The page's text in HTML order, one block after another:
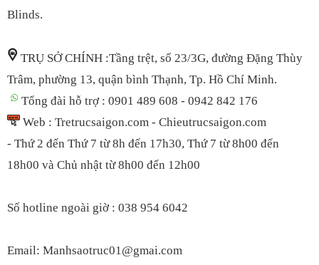
Blinds.
TRỤ SỞ CHÍNH :Tầng trệt, số 23/3G, đường Đặng Thùy
Trâm, phường 13, quận bình Thạnh, Tp. Hồ Chí Minh.
Tổng đài hỗ trợ : 0901 489 608 - 0942 842 176
Web : Tretrucsaigon.com - Chieutrucsaigon.com
- Thứ 2 đến Thứ 7 từ 8h đến 17h30, Thứ 7 từ 8h00 đến
18h00 và Chủ nhật từ 8h00 đến 12h00
Số hotline ngoài giờ : 038 954 6042
Email: Manhsaotruc01@gmai.com